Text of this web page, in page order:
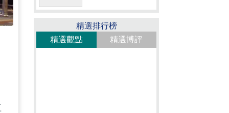
精選排行榜
精選觀點
精選博評